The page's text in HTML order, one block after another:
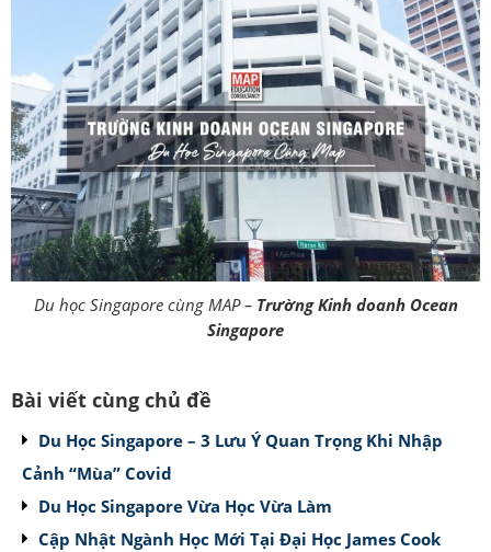
Du học Singapore cùng MAP – Trường Kinh doanh Ocean
Singapore
Bài viết cùng chủ đề
Du Học Singapore – 3 Lưu Ý Quan Trọng Khi Nhập
Cảnh “Mùa” Covid
Du Học Singapore Vừa Học Vừa Làm
Cập Nhật Ngành Học Mới Tại Đại Học James Cook